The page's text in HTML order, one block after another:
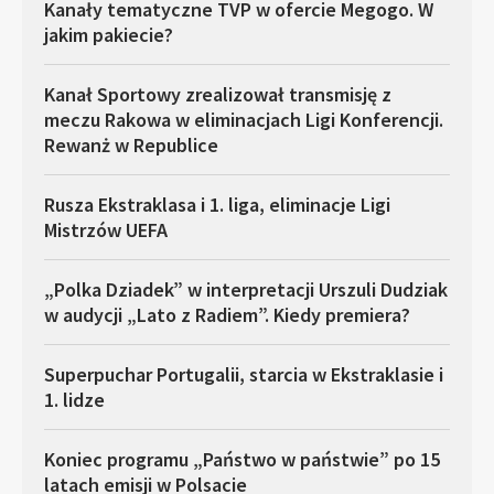
Kanały tematyczne TVP w ofercie Megogo. W
jakim pakiecie?
Kanał Sportowy zrealizował transmisję z
meczu Rakowa w eliminacjach Ligi Konferencji.
Rewanż w Republice
Rusza Ekstraklasa i 1. liga, eliminacje Ligi
Mistrzów UEFA
„Polka Dziadek” w interpretacji Urszuli Dudziak
w audycji „Lato z Radiem”. Kiedy premiera?
Superpuchar Portugalii, starcia w Ekstraklasie i
1. lidze
Koniec programu „Państwo w państwie” po 15
latach emisji w Polsacie